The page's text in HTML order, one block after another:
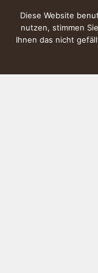
Diese Website
nutzen, stimmen
Ihnen das nicht